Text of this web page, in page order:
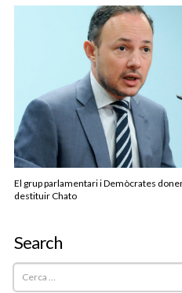
El grup parlamentari i Demòcrates
destituir Chato
Search
Cerca: